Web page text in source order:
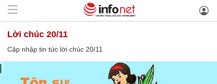
lời chúc 20/11
Cập nhập tin tức lời chúc 20/11